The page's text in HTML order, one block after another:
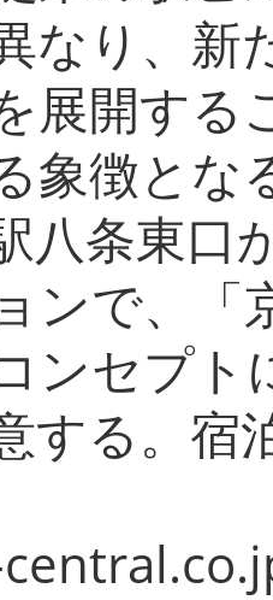
なり、新
展開する
象徴とな
八条東口
ンで、「
ンセプト
する。宿